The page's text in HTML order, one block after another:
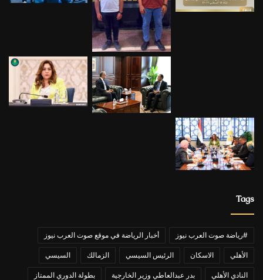
Tags
#رياضة صوت العرب نيوز أخبار الرياضة في موقع صوت العرب نيوز
الأهلي الاسكان الرئيس السيسي الزمالك السيسي
النادي الأهلي بدر عبدالعاطي وزير الخارجية بطولة الدوري الممتاز